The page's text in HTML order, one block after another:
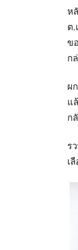
ห
ต.
ข
ก
ผ
แ
ก
ร
เ